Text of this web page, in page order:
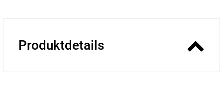
Produktdetails